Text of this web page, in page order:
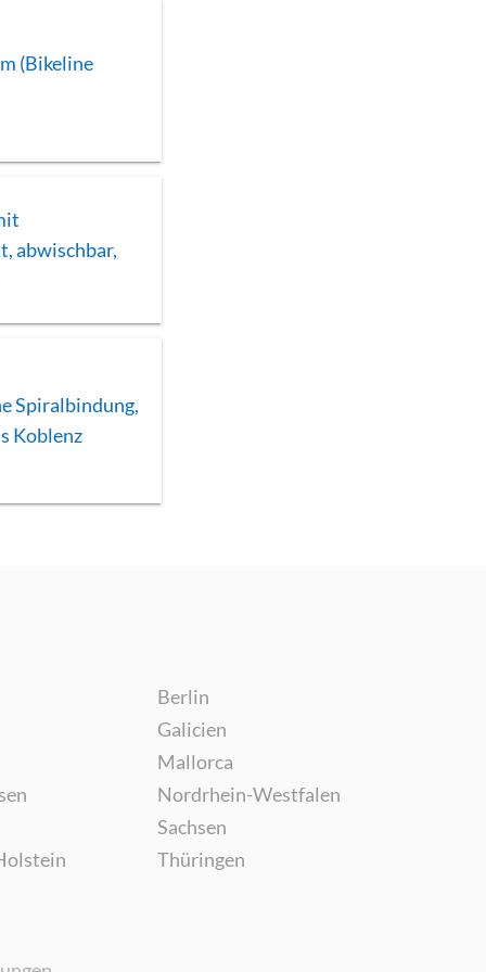
(Bikeline
abwischbar,
Spiralbindung,
Koblenz
Berlin
Galicien
Mallorca
Nordrhein-Westfalen
Sachsen
Thüringen